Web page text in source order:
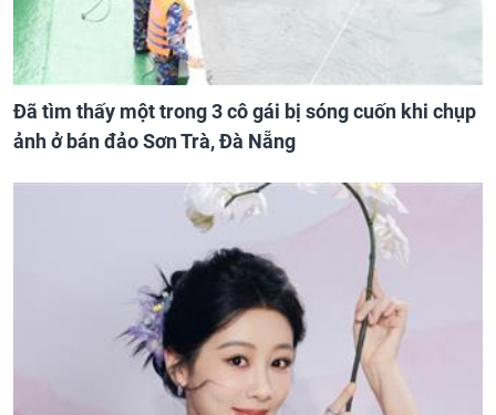
Đã tìm thấy một trong 3 cô gái bị sóng cuốn khi chụp
ảnh ở bán đảo Sơn Trà, Đà Nẵng